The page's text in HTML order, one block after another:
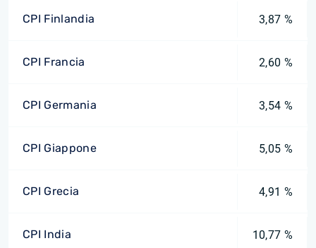
CPI Finlandia 3,87 %
CPI Francia 2,60 %
CPI Germania 3,54 %
CPI Giappone 5,05 %
CPI Grecia 4,91 %
CPI India 10,77 %